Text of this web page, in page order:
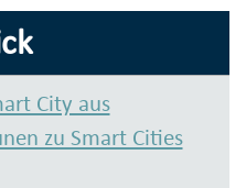
City aus
zu Smart Cities